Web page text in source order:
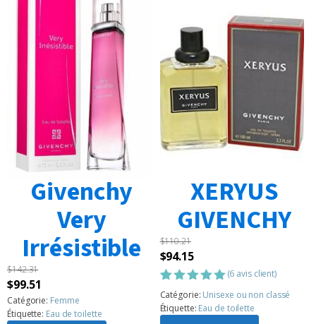
Givenchy
Very
Irrésistible
$142.31
Le
prix
initial
$99.51
prix
actuel
Catégorie: Femme
Étiquette: Eau de toilette
XERYUS
GIVENCHY
$110.21
Le
prix
initial
était :
$94.15Le
prix
actuel
est :
Noté5.00
sur 5
basé sur
6
(6 avis client)
Catégorie: Unisexe ou non classé
Étiquette: Eau de toilette